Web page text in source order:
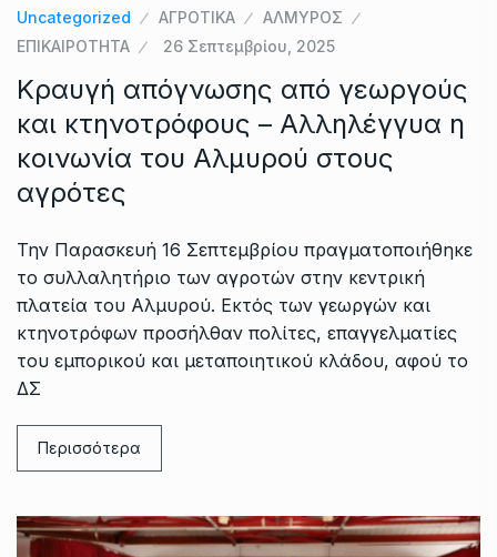
Uncategorized ΑΓΡΟΤΙΚΑ
ΑΛΜΥΡΟΣ
ΕΠΙΚΑΙΡΟΤΗΤΑ
26 Σεπτεμβρίου, 2025
Κραυγή απόγνωσης από γεωργούς
και κτηνοτρόφους – Αλληλέγγυα η
κοινωνία του Αλμυρού στους
αγρότες
Την Παρασκευή 16 Σεπτεμβρίου πραγματοποιήθηκε
το συλλαλητήριο των αγροτών στην κεντρική
πλατεία του Αλμυρού. Εκτός των γεωργών και
κτηνοτρόφων προσήλθαν πολίτες, επαγγελματίες
του εμπορικού και μεταποιητικού κλάδου, αφού το
ΔΣ
Περισσότερα